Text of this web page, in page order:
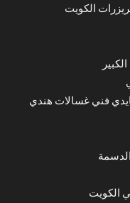
الكويت
فني غسالات هندي
الكويت